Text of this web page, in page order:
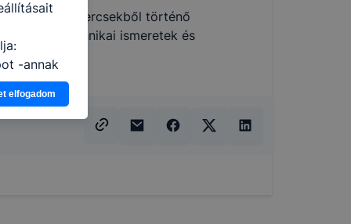
ívekből, tekercsekből történő
ismeretek és
-annak
ha
és hogyan
elfogadom